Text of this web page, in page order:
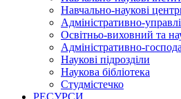
Навчально-наукові
Адміністративно-
Освітньо-виховний та
Адміністративно-
Наукові підрозділи
Наукова бібліотека
Студмістечко